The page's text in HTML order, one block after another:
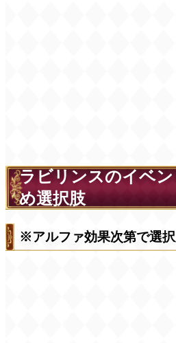
ラビリンスのイベ
め選択肢
※アルファ効果次第で選